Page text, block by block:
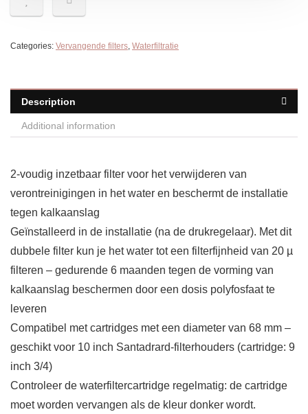
Categories: Vervangende filters, Waterfiltratie
Description
Additional information
2-voudig inzetbaar filter voor het verwijderen van
verontreinigingen in het water en beschermt de installatie
tegen kalkaanslag
Geïnstalleerd in de installatie (na de drukregelaar). Met dit
dubbele filter kun je het water tot een filterfijnheid van 20 µ
filteren – gedurende 6 maanden tegen de vorming van
kalkaanslag beschermen door een dosis polyfosfaat te
leveren
Compatibel met cartridges met een diameter van 68 mm –
geschikt voor 10 inch Santadrard-filterhouders (cartridge: 9
inch 3/4)
Controleer de waterfiltercartridge regelmatig: de cartridge
moet worden vervangen als de kleur donker wordt.